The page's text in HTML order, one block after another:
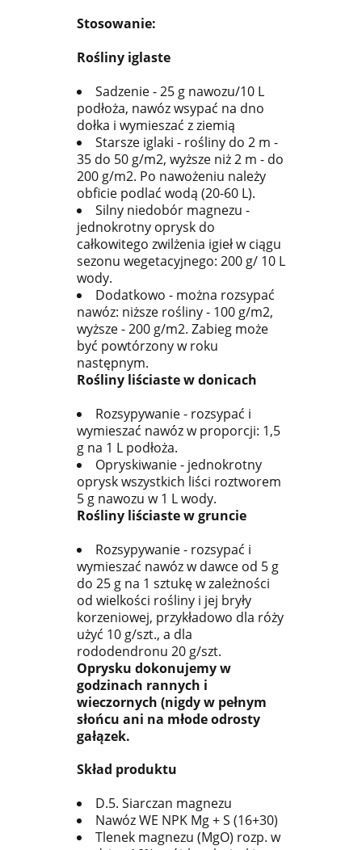
Stosowanie:
Rośliny iglaste
Sadzenie - 25 g nawozu/10 L
podłoża, nawóz wsypać na dno
dołka i wymieszać z ziemią
Starsze iglaki - rośliny do 2 m -
35 do 50 g/m2, wyższe niż 2 m - do
200 g/m2. Po nawożeniu należy
obficie podlać wodą (20-60 L).
Silny niedobór magnezu -
jednokrotny oprysk do
całkowitego zwilżenia igieł w ciągu
sezonu wegetacyjnego: 200 g/ 10 L
wody.
Dodatkowo - można rozsypać
nawóz: niższe rośliny - 100 g/m2,
wyższe - 200 g/m2. Zabieg może
być powtórzony w roku
następnym.
Rośliny liściaste w donicach
Rozsypywanie - rozsypać i
wymieszać nawóz w proporcji: 1,5
g na 1 L podłoża.
Opryskiwanie - jednokrotny
oprysk wszystkich liści roztworem
5 g nawozu w 1 L wody.
Rośliny liściaste w gruncie
Rozsypywanie - rozsypać i
wymieszać nawóz w dawce od 5 g
do 25 g na 1 sztukę w zależności
od wielkości rośliny i jej bryły
korzeniowej, przykładowo dla róży
użyć 10 g/szt., a dla
rododendronu 20 g/szt.
Oprysku dokonujemy w
godzinach rannych i
wieczornych (nigdy w pełnym
słońcu ani na młode odrosty
gałązek.
Skład produktu
D.5. Siarczan magnezu
Nawóz WE NPK Mg + S (16+30)
Tlenek magnezu (MgO) rozp. w